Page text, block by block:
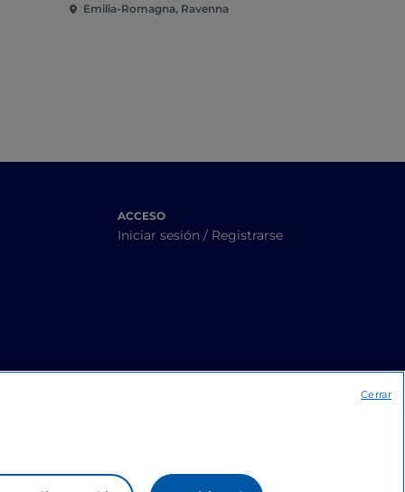
Emilia-Romagna, Ravenna
ACCESO
Iniciar sesión / Registrarse
Cerrar